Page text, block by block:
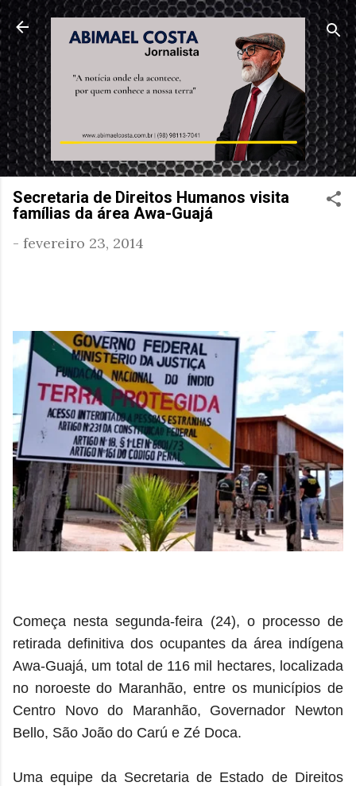
Pular para o conteúdo principal
Secretaria de Direitos Humanos visita
famílias da área Awa-Guajá
- fevereiro 23, 2014
Começa nesta segunda-feira (24), o processo de
retirada definitiva dos ocupantes da área indígena
Awa-Guajá, um total de 116 mil hectares, localizada
no noroeste do Maranhão, entre os municípios de
Centro Novo do Maranhão, Governador Newton
Bello, São João do Carú e Zé Doca.
Uma equipe da Secretaria de Estado de Direitos